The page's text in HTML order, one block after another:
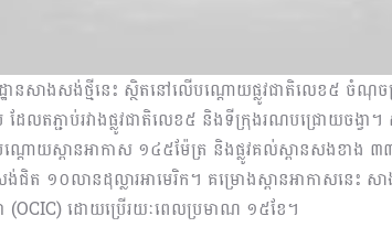
ឋានសាងសង់ថ្មីនេះ ស្ថិតនៅលើបណ្តោយផ្លូវជាតិលេខ៥ ចំណុចប្
ដែលតភ្ជាប់រវាងផ្លូវជាតិលេខ៥ និងទីក្រុងរណបជ្រោយចង្វា
តោយស្ពានអាកាស ១៤៥ម៉ែត្រ និងផ្លូវគល់ស្ពានសងខាង
ត ១០លានដុល្លារអាមេរិក។ គម្រោងស្ពានអាកាសនេះ
(OCIC) ដោយប្រើរយៈពេលប្រមាណ ១៥ខែ។